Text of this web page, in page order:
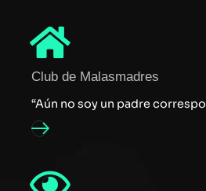
Club de Malasmadres
“Aún no soy un padre